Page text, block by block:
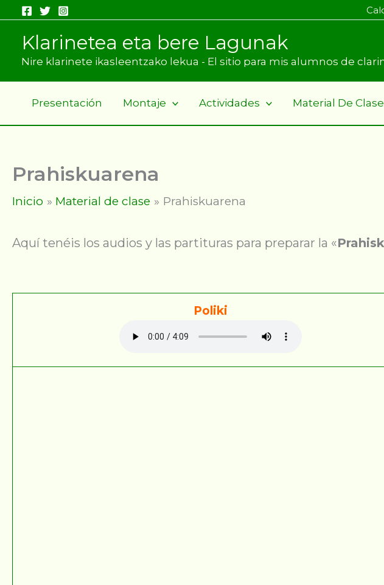
contenido
Klarinetea eta bere Lagunak
Nire klarinete ikasleentzako lekua - El sitio para mis alumnos de
Presentación Montaje Actividades Material De Clase
Prahiskuarena
Inicio Material de clase Prahiskuarena
Aquí tenéis los audios y las partituras para preparar la «
Poliki